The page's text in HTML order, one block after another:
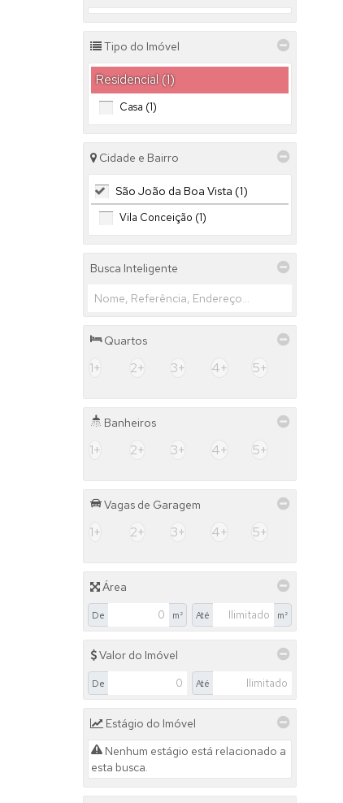
Tipo do Imóvel
Residencial (1)
Casa (1)
Cidade e Bairro
São João da Boa Vista (1)
Vila Conceição (1)
Busca Inteligente
Quartos
1+ 2+ 3+ 4+ 5+
Banheiros
1+ 2+ 3+ 4+ 5+
Vagas de Garagem
1+ 2+ 3+ 4+ 5+
Área
De m² Até m²
Valor do Imóvel
De Até
Estágio do Imóvel
Nenhum estágio está relacionado a
esta busca.